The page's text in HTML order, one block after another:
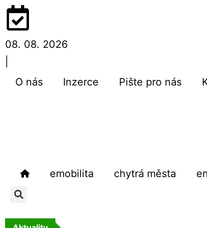
08. 08. 2026
O nás
Inzerce Pište pro nás
emobilita chytrá města